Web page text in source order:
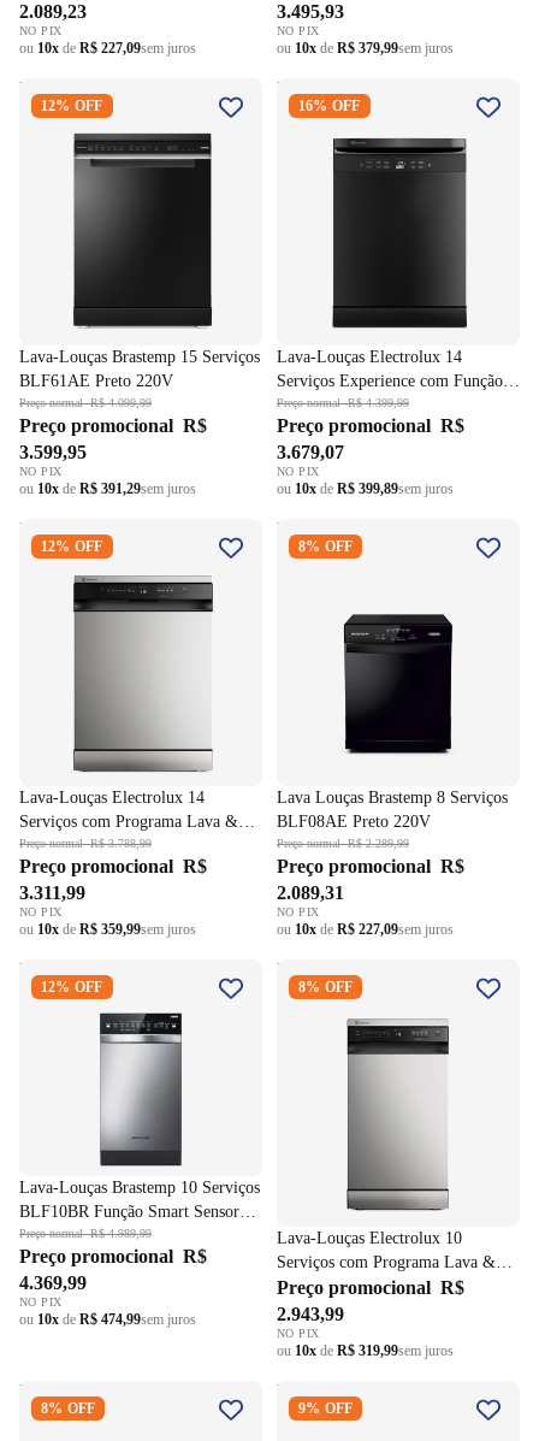
2.089,23
NO PIX
ou 10x de R$ 227,09sem juros
3.495,93
NO PIX
ou 10x de R$ 379,99sem juros
Lava-Louças Brastemp 15
Serviços BLF61AE Preto
12% OFF
Lava-Louças Brastemp 15 Serviços
BLF61AE Preto 220V
Preço normalR$ 4.099,99
Preço promocional R$
3.599,95
NO PIX
ou 10x de R$ 391,29sem juros
Lava-Louças Electrolux 14
Serviços Experience com
16% OFF
Lava-Louças Electrolux 14
Serviços Experience com Função
Higienizar LL14P Preto 220V
Preço normalR$ 4.399,99
Preço promocional R$
3.679,07
NO PIX
ou 10x de R$ 399,89sem juros
Lava-Louças Electrolux 14
Serviços com Programa Lava &
Seca LS14E Inox 220V
12% OFF
Lava-Louças Electrolux 14
Serviços com Programa Lava &
Seca LS14E Inox 220V
Preço normalR$ 3.788,99
Preço promocional R$
3.311,99
NO PIX
ou 10x de R$ 359,99sem juros
Lava Louças Brastemp 8
Serviços BLF08AE Preto
8% OFF
Lava Louças Brastemp 8 Serviços
BLF08AE Preto 220V
Preço normalR$ 2.289,99
Preço promocional R$
2.089,31
NO PIX
ou 10x de R$ 227,09sem juros
Lava-Louças Brastemp 10
Serviços BLF10BR Função
Smart Sensor Inox 220V
12% OFF
Lava-Louças Brastemp 10 Serviços
BLF10BR Função Smart Sensor
Inox 220V
Preço normalR$ 4.989,99
Preço promocional R$
4.369,99
NO PIX
ou 10x de R$ 474,99sem juros
Lava-Louças Electrolux 10
Serviços com Programa Lava &
8% OFF
Lava-Louças Electrolux 10
Serviços com Programa Lava &
Seca LS10E Inox 220V
Preço promocional R$
2.943,99
NO PIX
ou 10x de R$ 319,99sem juros
Lava-Louças Brastemp 8
Serviços BLF08BB Branco
8% OFF
Lava-Louças Brastemp 14
Serviços Smart Sensor
9% OFF